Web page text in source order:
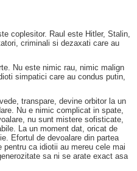
coplesitor. Raul este Hitler, Stalin,
criminali si dezaxati care au
Nu este nimic rau, nimic malign
simpatici care au condus putin,
transpare, devine orbitor la un
Nu e nimic complicat in spate,
nu sunt mistere sofisticate,
La un moment dat, oricat de
Efortul de devoalare din partea
ca idiotii au mereu cele mai
sa ni se arate exact asa